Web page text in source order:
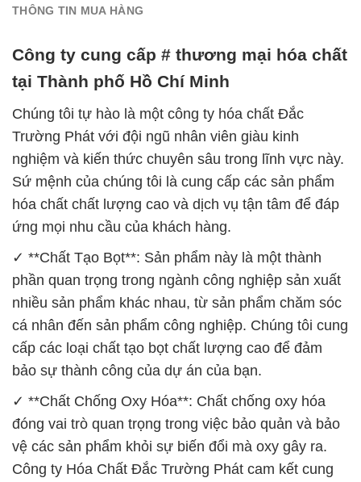
THÔNG TIN MUA HÀNG
Công ty cung cấp # thương mại hóa chất
tại Thành phố Hồ Chí Minh
Chúng tôi tự hào là một công ty hóa chất Đắc
Trường Phát với đội ngũ nhân viên giàu kinh
nghiệm và kiến thức chuyên sâu trong lĩnh vực này.
Sứ mệnh của chúng tôi là cung cấp các sản phẩm
hóa chất chất lượng cao và dịch vụ tận tâm để đáp
ứng mọi nhu cầu của khách hàng.
✓ **Chất Tạo Bọt**: Sản phẩm này là một thành
phần quan trọng trong ngành công nghiệp sản xuất
nhiều sản phẩm khác nhau, từ sản phẩm chăm sóc
cá nhân đến sản phẩm công nghiệp. Chúng tôi cung
cấp các loại chất tạo bọt chất lượng cao để đảm
bảo sự thành công của dự án của bạn.
✓ **Chất Chống Oxy Hóa**: Chất chống oxy hóa
đóng vai trò quan trọng trong việc bảo quản và bảo
vệ các sản phẩm khỏi sự biến đổi mà oxy gây ra.
Công ty Hóa Chất Đắc Trường Phát cam kết cung